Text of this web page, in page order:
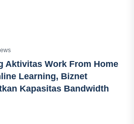
Aktivitas Work From Home
Learning, Biznet
Kapasitas Bandwidth